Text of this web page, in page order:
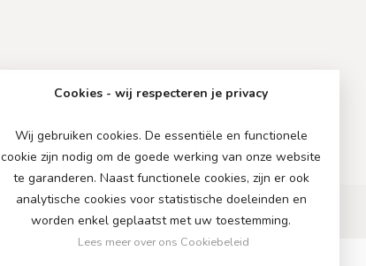
Cookies - wij respecteren je privacy
Wij gebruiken cookies. De essentiële en functionele
cookie zijn nodig om de goede werking van onze website
te garanderen. Naast functionele cookies, zijn er ook
analytische cookies voor statistische doeleinden en
worden enkel geplaatst met uw toestemming.
Lees meer over ons Cookiebeleid